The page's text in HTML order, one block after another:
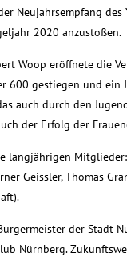
Neujahrsempfang des
2020 anzustoßen.
Woop eröffnete die
600 gestiegen und ein
auch durch den
der Erfolg der
langjährigen
Geissler, Thomas
der Stadt
Nürnberg.